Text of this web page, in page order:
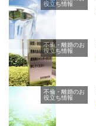
役立ち情報
不倫・離婚のお
役立ち情報
不倫・離婚のお
役立ち情報